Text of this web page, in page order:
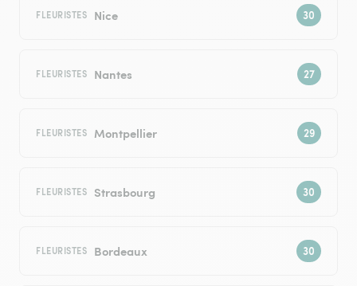
FLEURISTES Nice
FLEURISTES Nantes
FLEURISTES Montpellier
FLEURISTES Strasbourg
FLEURISTES Bordeaux